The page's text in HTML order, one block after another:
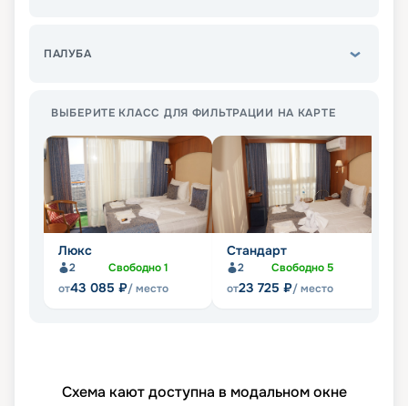
ПАЛУБА
ВЫБЕРИТЕ КЛАСС ДЛЯ ФИЛЬТРАЦИИ НА КАРТЕ
Люкс
2 Свободно1
от43 085 ₽/ место
Стандарт
2 Свободно5
от23 725 ₽/ место
Схема кают доступна в модальном окне